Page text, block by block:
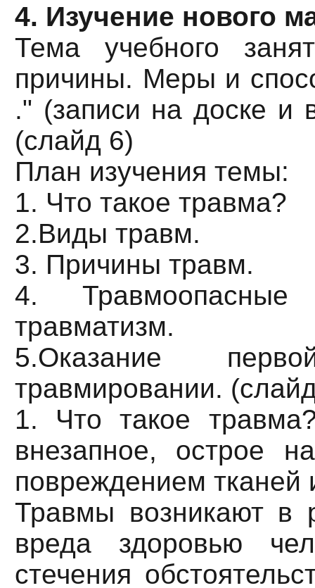
4. Изучение нового
Тема учебного
причины. Меры и
." (записи на доске и
(слайд 6)
План изучения темы:
1. Что такое травма?
2.Виды травм.
3. Причины травм.
4.
травматизм.
5.Оказание
травмировании.
1. Что такое
внезапное, острое
повреждением тканей
Травмы возникают в
вреда здоровью
стечения